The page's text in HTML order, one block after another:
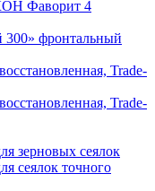
Фаворит 4
фронтальный
Trade-
Trade-
зерновых сеялок
сеялок точного